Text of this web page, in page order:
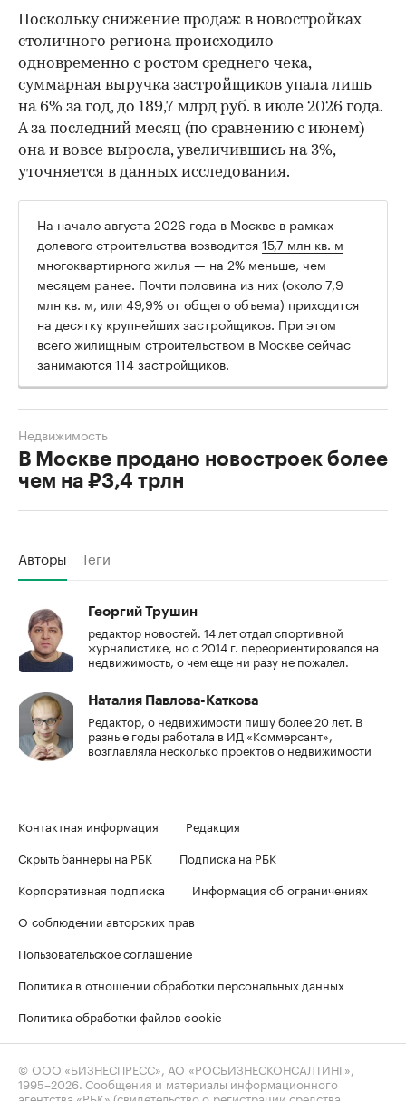
Поскольку снижение продаж в новостройках
столичного региона происходило
одновременно с ростом среднего чека,
суммарная выручка застройщиков упала лишь
на 6% за год, до 189,7 млрд руб. в июле 2026 года.
А за последний месяц (по сравнению с июнем)
она и вовсе выросла, увеличившись на 3%,
уточняется в данных исследования.
На начало августа 2026 года в Москве в рамках
долевого строительства возводится15,7 млн кв. м
многоквартирного жилья — на 2% меньше, чем
месяцем ранее. Почти половина из них (около 7,9
млн кв. м, или 49,9% от общего объема) приходится
на десятку крупнейших застройщиков. При этом
всего жилищным строительством в Москве сейчас
занимаются 114 застройщиков.
В Москве продано новостроек более
чем на ₽3,4 трлн
Недвижимость
Авторы Теги
Георгий Трушин
редактор новостей. 14 лет отдал спортивной
журналистике, но с 2014 г. переориентировался на
недвижимость, о чем еще ни разу не пожалел.
Наталия Павлова-Каткова
Редактор, о недвижимости пишу более 20 лет. В
разные годы работала в ИД «Коммерсант»,
возглавляла несколько проектов о недвижимости
Контактная информация
Редакция
Скрыть баннеры на РБК
Подписка на РБК
Корпоративная подписка
Информация об ограничениях
О соблюдении авторских прав
Пользовательское соглашение
Политика в отношении обработки персональных данных
Политика обработки файлов cookie
© ООО «БИЗНЕСПРЕСС», АО «РОСБИЗНЕСКОНСАЛТИНГ»,
1995–2026. Сообщения и материалы информационного